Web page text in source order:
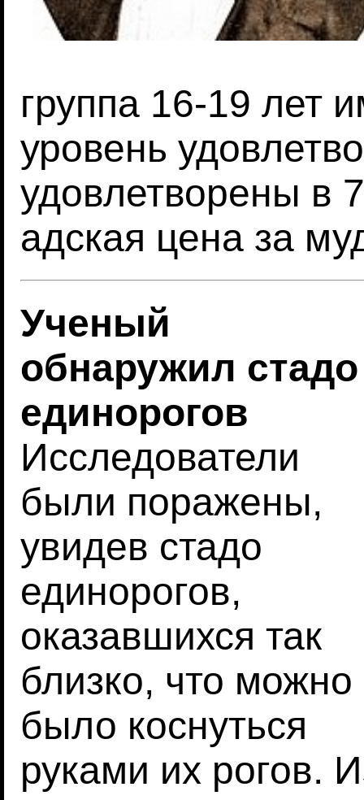
группа 16-19 лет
уровень
удовлетворены в
адская цена за
Ученый
обнаружил стадо
единорогов
Исследователи
были поражены,
увидев стадо
единорогов,
оказавшихся так
близко, что можно
было коснуться
руками их рогов.